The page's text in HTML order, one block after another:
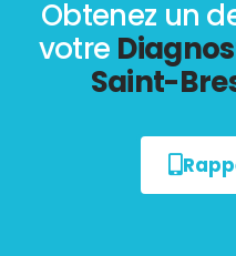
Obtenez un
votre
Saint-